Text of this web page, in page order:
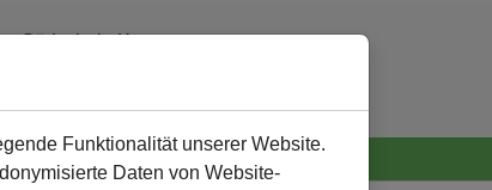
Südschule Kamen
Funktionalität unserer Website.
Daten von Website-